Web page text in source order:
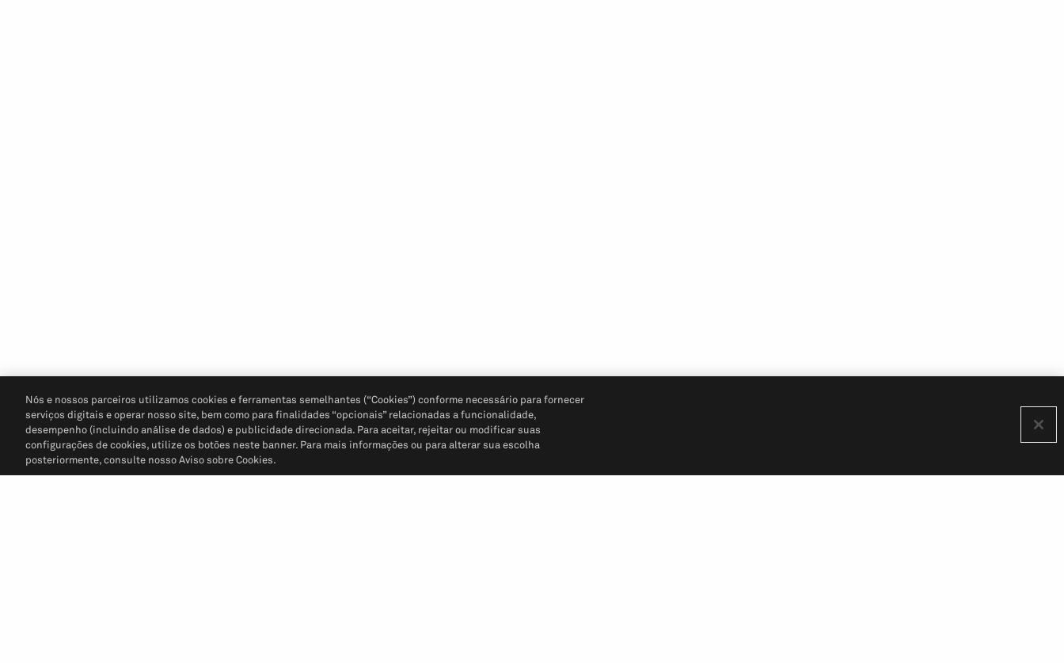
Nós e nossos parceiros utilizamos cookies e ferramentas semelhantes (“Cookies”) conforme necessário para fornecer
serviços digitais e operar nosso site, bem como para finalidades “opcionais” relacionadas a funcionalidade,
desempenho (incluindo análise de dados) e publicidade direcionada. Para aceitar, rejeitar ou modificar suas
configurações de cookies, utilize os botões neste banner. Para mais informações ou para alterar sua escolha
posteriormente, consulte nosso Aviso sobre Cookies.